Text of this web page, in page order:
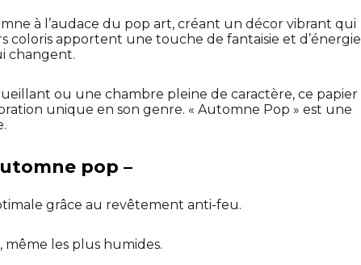
à l’audace du pop art, créant un décor vibrant qui
coloris apportent une touche de fantaisie et d’énergie
changent.
ou une chambre pleine de caractère, ce papier
unique en son genre. « Automne Pop » est une
pop –
grâce au revêtement anti-feu.
même les plus humides.